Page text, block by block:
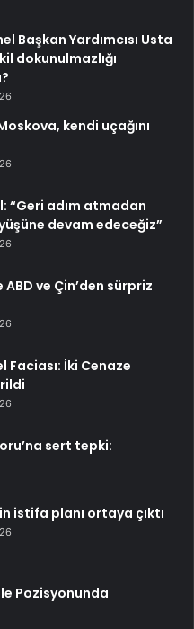
Başkan Yardımcısı Usta
dokunulmazlığı
kendi uçağını
“Geri adım atmadan
devam edeceğiz”
ve Çin’den sürpriz
Faciası: İki Cenaze
sert tepki:
istifa planı ortaya çıktı
Pozisyonunda